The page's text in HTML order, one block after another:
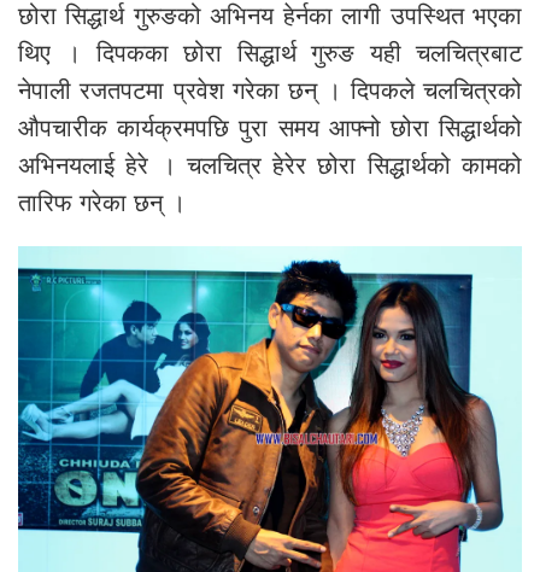
छोरा सिद्धार्थ गुरुङको अभिनय हेर्नका लागी उपस्थित भएका
थिए । दिपकका छोरा सिद्धार्थ गुरुङ यही चलचित्रबाट
नेपाली रजतपटमा प्रवेश गरेका छन् । दिपकले चलचित्रको
औपचारीक कार्यक्रमपछि पुरा समय आफ्नो छोरा सिद्धार्थको
अभिनयलाई हेरे । चलचित्र हेरेर छोरा सिद्धार्थको कामको
तारिफ गरेका छन् ।